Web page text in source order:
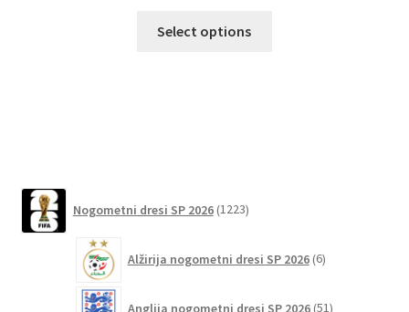
Select options
Nogometni dresi SP 2026 1223izdelkov
Alžirija nogometni dresi SP 2026 6izdelkov
Anglija nogometni dresi SP 2026 51